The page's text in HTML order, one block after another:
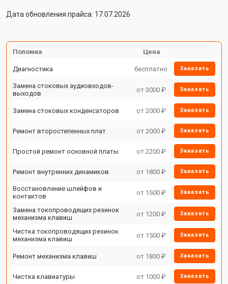
Дата обновления прайса: 17.07.2026
Поломка Цена
Диагностика бесплатно Заказать
Замена стоковых аудиовходов-
выходов
от 3000 ₽ Заказать
Замена стоковых конденсаторов от 2000 ₽ Заказать
Ремонт второстепенных плат от 2000 ₽ Заказать
Простой ремонт основной платы от 2200 ₽ Заказать
Ремонт внутренних динамиков от 1800 ₽ Заказать
Восстановление шлейфов и
контактов
от 1500 ₽ Заказать
Замена токопроводящих резинок
механизма клавиш
от 1200 ₽ Заказать
Чистка токопроводящих резинок
механизма клавиш
от 1500 ₽ Заказать
Ремонт механизма клавиш от 1800 ₽ Заказать
Чистка клавиатуры от 1000 ₽ Заказать